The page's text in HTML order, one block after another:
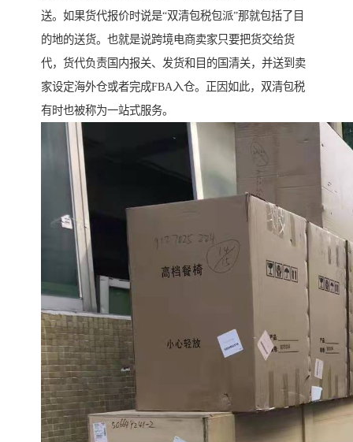
送。如果货代报价时说是“双清包税包派”那就包括了目
的地的送货。也就是说跨境电商卖家只要把货交给货
代，货代负责国内报关、发货和目的国清关，并送到卖
家设定海外仓或者完成FBA入仓。正因如此，双清包税
有时也被称为一站式服务。